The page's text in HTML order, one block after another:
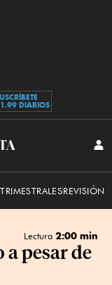
DIARIOS
REVISIÓN
Lectura 2:00 min
pesar de